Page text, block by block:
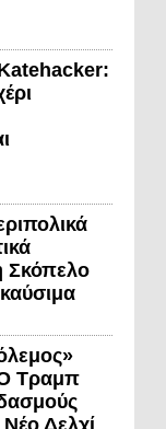
Σκόπελο
Τραμπ